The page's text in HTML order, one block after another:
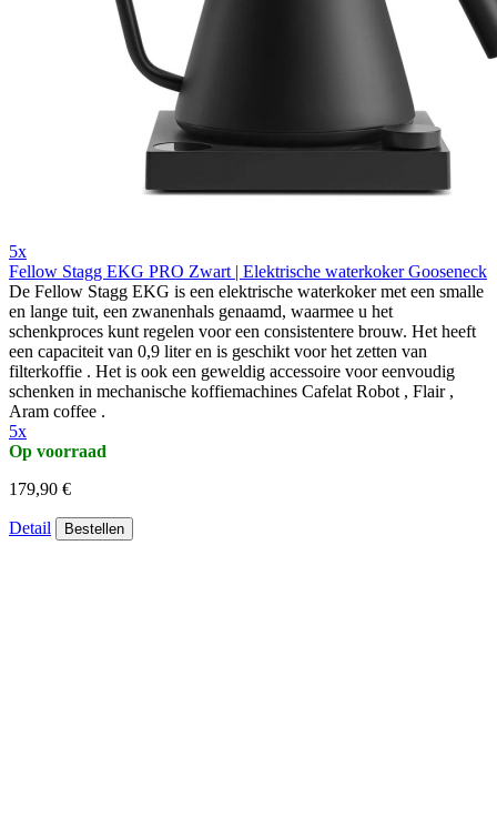
5x
Fellow Stagg EKG PRO Zwart | Elektrische waterkoker Gooseneck
De Fellow Stagg EKG is een elektrische waterkoker met een smalle
en lange tuit, een zwanenhals genaamd, waarmee u het
schenkproces kunt regelen voor een consistentere brouw. Het heeft
een capaciteit van 0,9 liter en is geschikt voor het zetten van
filterkoffie . Het is ook een geweldig accessoire voor eenvoudig
schenken in mechanische koffiemachines Cafelat Robot , Flair ,
Aram coffee .
5x
Op voorraad
179,90 €
Detail Bestellen